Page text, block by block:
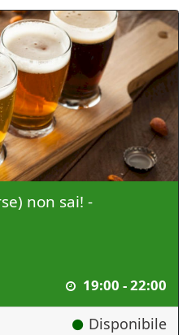
non sai! -
19:00 - 22:00
Disponibile